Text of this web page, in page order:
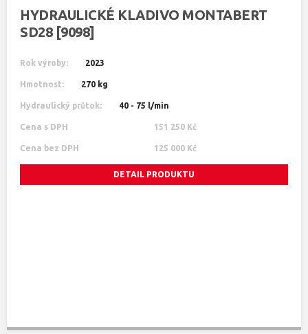
HYDRAULICKÉ KLADIVO MONTABERT
SD28 [9098]
Rok výroby: 2023
Hmotnost: 270 kg
Hydraulický průtok: 40 - 75 l/min
Cena s DPH 151 250 Kč
Cena bez DPH 125 000 Kč
DETAIL PRODUKTU